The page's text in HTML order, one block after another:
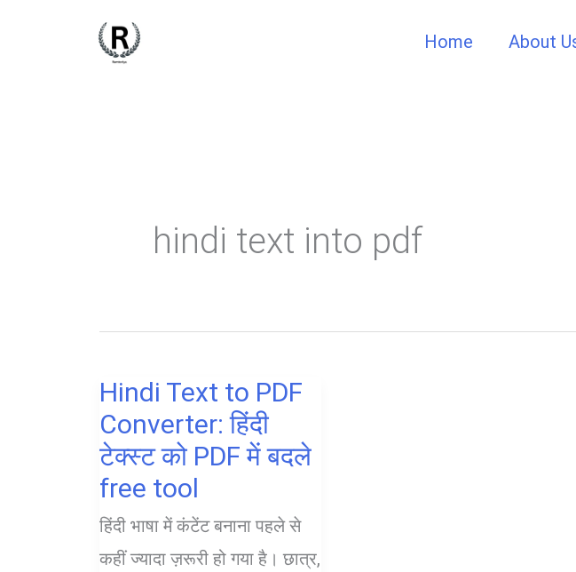
Home About
hindi text into pdf
Hindi Text to PDF
Converter: हिंदी
टेक्स्ट को PDF में बदले
free tool
हिंदी भाषा में कंटेंट बनाना पहले से
कहीं ज्यादा ज़रूरी हो गया है। छात्र,